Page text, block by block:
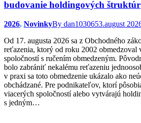
budovanie holdingových štruktúr
2026, NovinkyBy dan1030653.august
Od 17. augusta 2026 sa z Obchodného
reťazenia, ktorý od roku 2002 obmedzoval
spoločností s ručením obmedzeným.
bolo zabrániť nekalému reťazeniu
v praxi sa toto obmedzenie ukázalo ako
obchádzané. Pre podnikateľov, ktorí
viacerých spoločností alebo vytvárajú
s jedným…